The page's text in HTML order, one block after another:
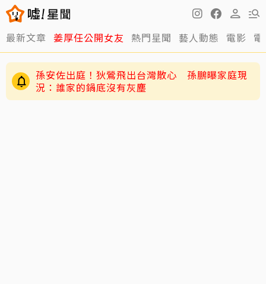
最新文章 姜厚任公開女友 熱門星聞 藝人動態 電影
孫安佐出庭！狄鶯飛出台灣散心 孫鵬曝家庭現
況：誰家的鍋底沒有灰塵